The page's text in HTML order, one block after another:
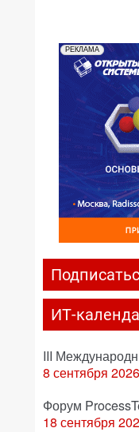
РЕКЛАМА
ИТ-
III
8 сентября 2026
Форум
18 сентября